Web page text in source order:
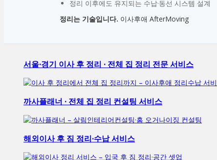
정리 이후에도 유지되는 수납·동선 시스템 설계
정리는 기술입니다. 이사후애 AfterMoving
서울·경기 이사 후 정리 · 전체 집 정리 전문 서비스
까사플래너 · 전체 집 정리 컨설팅 서비스
해외이사 후 짐 정리·수납 서비스